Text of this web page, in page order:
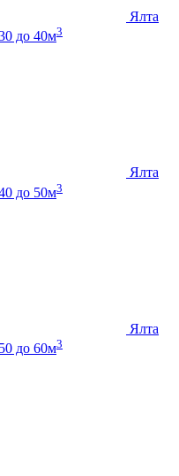
Ялта
до 40м3
Ялта
до 50м3
Ялта
до 60м3